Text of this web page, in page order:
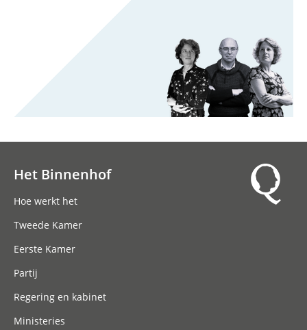
Het Binnenhof
Hoe werkt het
Tweede Kamer
Eerste Kamer
Partij
Regering en kabinet
Ministeries